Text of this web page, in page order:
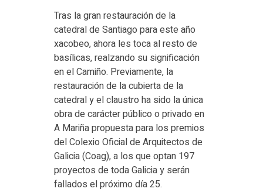
Tras la gran restauración de la
catedral de Santiago para este año
xacobeo, ahora les toca al resto de
basílicas, realzando su significación
en el Camiño. Previamente, la
restauración de la cubierta de la
catedral y el claustro ha sido la única
obra de carácter público o privado en
A Mariña propuesta para los premios
del Colexio Oficial de Arquitectos de
Galicia (Coag), a los que optan 197
proyectos de toda Galicia y serán
fallados el próximo día 25.